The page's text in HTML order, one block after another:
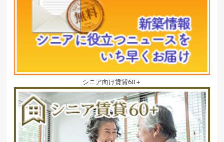
シニア向け賃貸60＋